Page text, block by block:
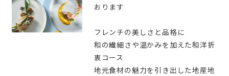
おります
フレンチの美しさと品格に
和の繊細さや温かみを加えた和洋折
衷コース
地元食材の魅力を引き出した地産地